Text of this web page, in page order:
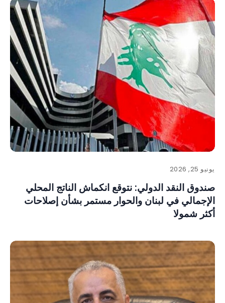
يونيو 25, 2026
صندوق النقد الدولي: نتوقع انكماش الناتج المحلي
الإجمالي في لبنان والحوار مستمر بشأن إصلاحات
أكثر شمولا